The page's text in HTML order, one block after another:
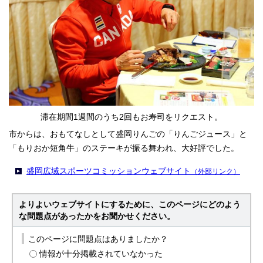
滞在期間1週間のうち2回もお寿司をリクエスト。
市からは、おもてなしとして盛岡りんごの「りんごジュース」と
「もりおか短角牛」のステーキが振る舞われ、大好評でした。
盛岡広域スポーツコミッションウェブサイト （外部リンク）
よりよいウェブサイトにするために、このページにどのよう
な問題点があったかをお聞かせください。
このページに問題点はありましたか？
情報が十分掲載されていなかった